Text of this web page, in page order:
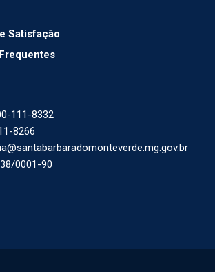
Satisfação
111-8332
8266
0001-90